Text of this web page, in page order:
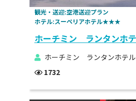
観光・送迎:空港送迎プラン
ホテル:スーペリアホテル★★★
ホーチミン ランタンホテル
1732